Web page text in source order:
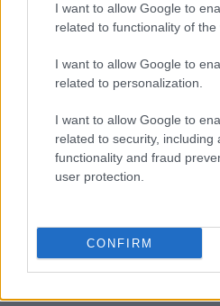
I want to allow Google to
related to functionality of the
I want to allow Google to
related to personalization.
I want to allow Google to
related to security, including
functionality and fraud
user protection.
CONFIRM
Με τη συμμετοχή world-
συνέδρια και μια
επικοινωνίας σε όλα τα
περιβάλλον υψηλής